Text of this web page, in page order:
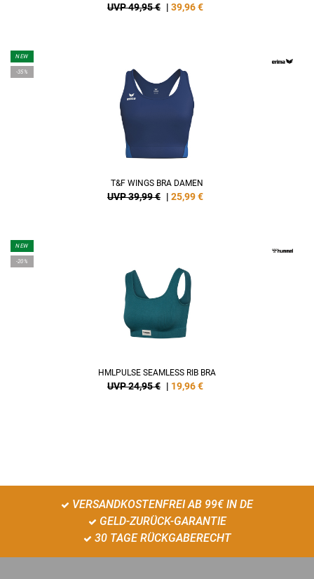
UVP 49,95 € | 39,96€
NEW
-35%
T&F WINGS BRA DAMEN
UVP 39,99 € | 25,99€
NEW
-20%
HMLPULSE SEAMLESS RIB BRA
UVP 24,95 € | 19,96€
VERSANDKOSTENFREI AB 99€ IN DE
GELD-ZURÜCK-GARANTIE
30 TAGE RÜCKGABERECHT